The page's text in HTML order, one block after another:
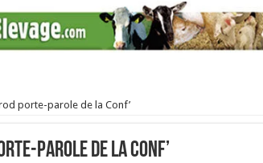
ans du Space : une présentation caprine quotidienne
chèvres et le stress thermique
porte-parole de la Conf’
parole de la Conf’